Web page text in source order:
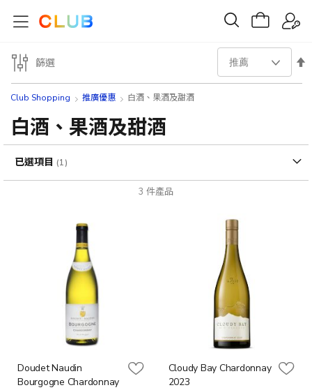
Club Shopping 推廣優惠 白酒、果酒及甜酒
白酒、果酒及甜酒
3 件產品
設
序
方
Doudet Naudin
Bourgogne Chardonnay
Cloudy Bay Chardonnay
2023
篩選
已選項目